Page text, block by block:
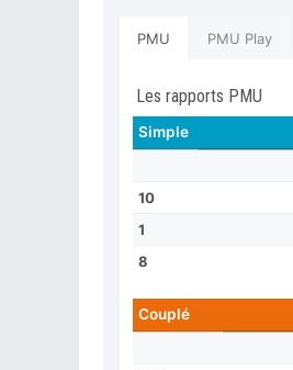
PMU PMU Play
Les rapports PMU
Simple
10
1
8
Couplé